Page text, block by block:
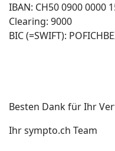
IBAN: CH50 0900 0000
Clearing: 9000
BIC (=SWIFT):
Besten Dank für Ihr
Ihr sympto.ch Team